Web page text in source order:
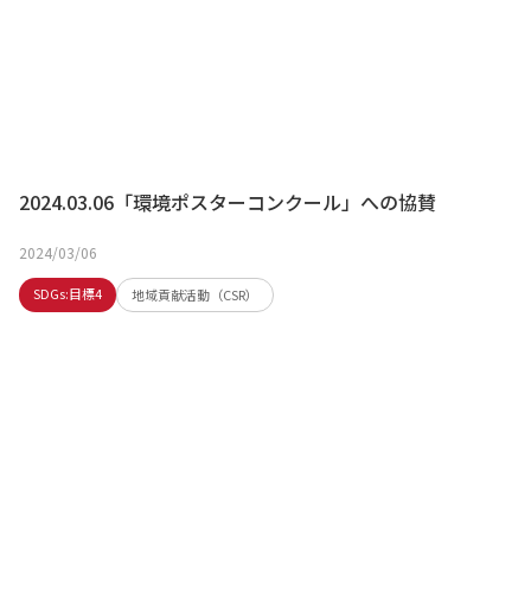
2024.03.06「環境ポスターコンクール」への協賛
2024/03/06
SDGs:目標4 地域貢献活動（CSR）